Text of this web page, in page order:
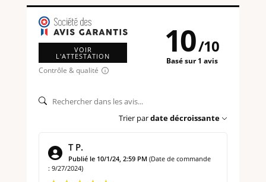
VOIR
L'ATTESTATION
Contrôle & qualité
10/10
Basé sur 1 avis
Trier pardate décroissante
T P.
Publié le 10/1/24, 2:59 PM (Date de commande
: 9/27/2024)